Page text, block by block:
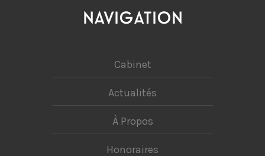
NAVIGATION
Cabinet
Actualités
À Propos
Honoraires